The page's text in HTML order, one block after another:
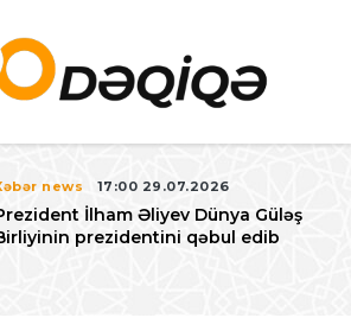
news 17:00 29.07.2026
İlham Əliyev Dünya Güləş
prezidentini qəbul edib